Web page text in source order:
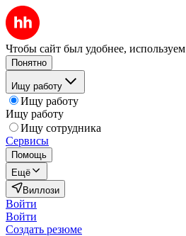
Чтобы сайт был удобнее, используем
Понятно
Ищу работу
Ищу работу
Ищу работу
Ищу сотрудника
Сервисы
Помощь
Ещё
Виллози
Войти
Войти
Создать резюме